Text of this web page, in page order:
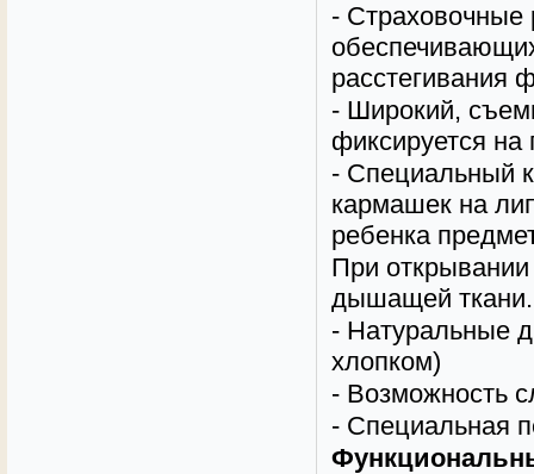
- Страховочные
расстегивания
- Широкий,
фиксируется
- Специальный
кармашек на
ребенка
При открывании
дышащей ткани.
- Натуральные
хлопком)
- Возможность
- Специальная